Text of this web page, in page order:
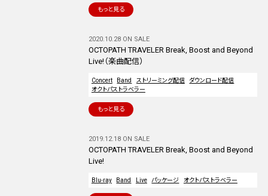
もっと見る
2020.10.28 ON SALE
OCTOPATH TRAVELER Break, Boost and Beyond
Live!（楽曲配信）
Concert Band ストリーミング配信
ダウンロード配信
オクトパストラベラー
もっと見る
2019.12.18 ON SALE
OCTOPATH TRAVELER Break, Boost and Beyond
Live!
Blu-ray Band Live パッケージ オクトパストラベラー